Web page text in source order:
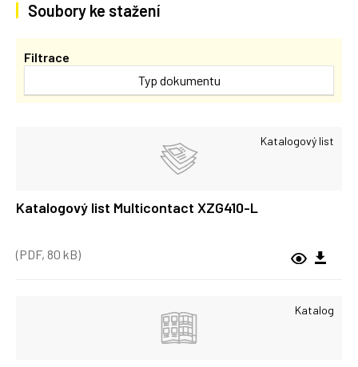
Soubory ke stažení
Filtrace
Typ dokumentu
Katalogový list
Katalogový list Multicontact XZG410-L
(PDF, 80 kB)
Katalog